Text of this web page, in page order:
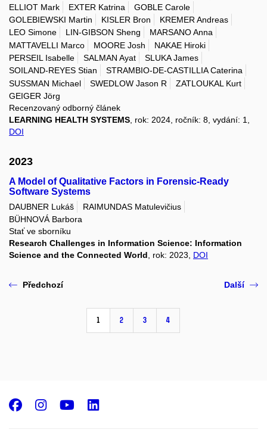
ELLIOT Mark
EXTER Katrina
GOBLE Carole
GOLEBIEWSKI Martin
KISLER Bron
KREMER Andreas
LEO Simone
LIN-GIBSON Sheng
MARSANO Anna
MATTAVELLI Marco
MOORE Josh
NAKAE Hiroki
PERSEIL Isabelle
SALMAN Ayat
SLUKA James
SOILAND-REYES Stian
STRAMBIO-DE-CASTILLIA Caterina
SUSSMAN Michael
SWEDLOW Jason R
ZATLOUKAL Kurt
GEIGER Jörg
Recenzovaný odborný článek
LEARNING HEALTH SYSTEMS , rok: 2024, ročník: 8, vydání: 1,
DOI
2023
A Model of Qualitative Factors in Forensic-Ready
Software Systems
DAUBNER Lukáš
RAIMUNDAS Matulevičius
BÜHNOVÁ Barbora
Stať ve sborníku
Research Challenges in Information Science: Information
Science and the Connected World , rok: 2023, DOI
Předchozí
1 2 3 4
Další
Facebook
Instagram
Youtube